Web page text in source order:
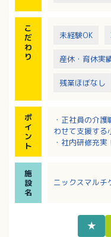
こ
だ
わ
り
未経験OK
産休・育休実
残業ほぼなし
ポ
イ
ン
ト
・正社員の介
わせて支援する
・社内研修充
・お子さんの学
施
設
名
ニックスマルチ
★